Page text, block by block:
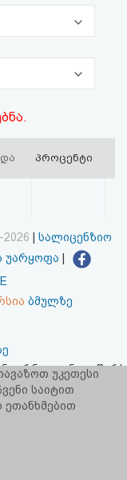
პროცენტი
2026
სალიცენზიო
უარყოფა
ბმულზე
კავშირს
უკეთესი
საიტით